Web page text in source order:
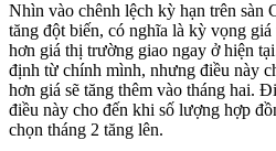
Nhìn vào chênh lệch kỳ hạn trên sàn
tăng đột biến, có nghĩa là kỳ vọng
hơn giá thị trường giao ngay ở hiện
định từ chính mình, nhưng điều này
hơn giá sẽ tăng thêm vào tháng hai.
điều này cho đến khi số lượng hợp
chọn tháng 2 tăng lên.